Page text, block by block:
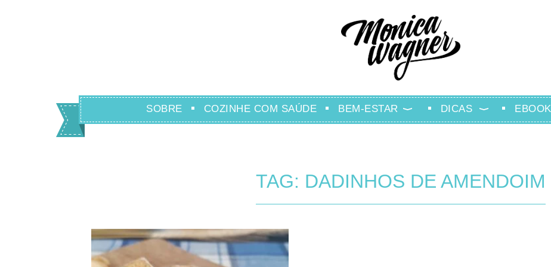
SOBRE COZINHE COM SAÚDE BEM-ESTAR DICAS EBOOK
TAG: DADINHOS DE AMENDOIM